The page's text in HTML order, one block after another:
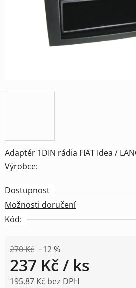
Adaptér 1DIN rádia FIAT Idea /
Výrobce:
Dostupnost
Možnosti doručení
Kód:
270 Kč –12 %
237 Kč / ks
195,87 Kč bez DPH